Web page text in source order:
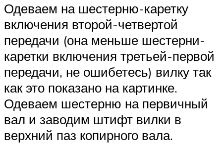
Одеваем на шестерню-каретку
включения второй-четвертой
передачи (она меньше шестерни-
каретки включения третьей-первой
передачи, не ошибетесь) вилку так
как это показано на картинке.
Одеваем шестерню на первичный
вал и заводим штифт вилки в
верхний паз копирного вала.